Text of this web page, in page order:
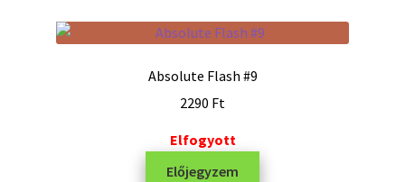
Absolute Flash #9
2290 Ft
Elfogyott
Előjegyzem